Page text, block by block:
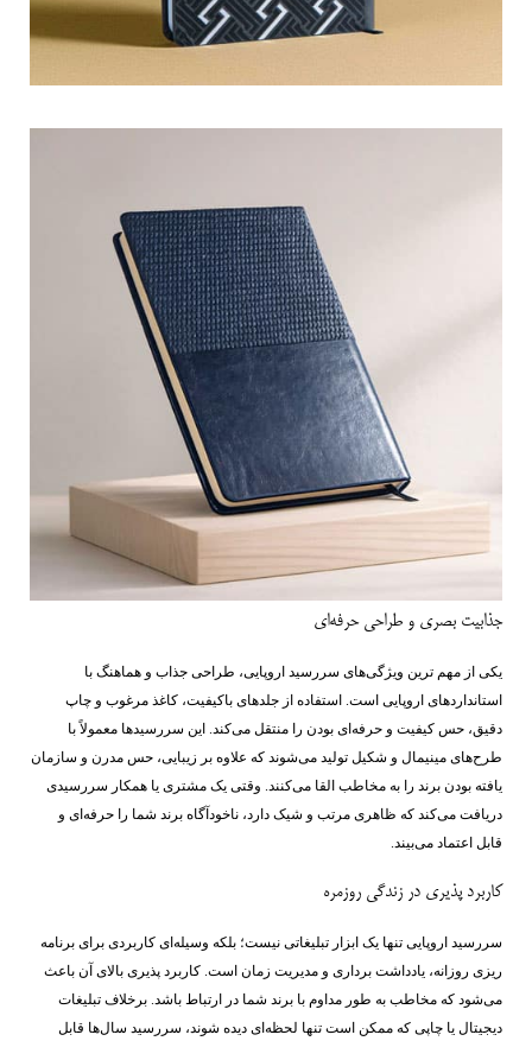
جذابیت بصری و طراحی حرفه‌ای
یکی از مهم‌ ترین ویژگی‌های سررسید اروپایی، طراحی جذاب و هماهنگ با
استانداردهای اروپایی است. استفاده از جلدهای باکیفیت، کاغذ مرغوب و چاپ
دقیق، حس کیفیت و حرفه‌ای بودن را منتقل می‌کند. این سررسیدها معمولاً با
طرح‌های مینیمال و شکیل تولید می‌شوند که علاوه بر زیبایی، حس مدرن و سازمان
‌یافته بودن برند را به مخاطب القا می‌کنند. وقتی یک مشتری یا همکار سررسیدی
دریافت می‌کند که ظاهری مرتب و شیک دارد، ناخودآگاه برند شما را حرفه‌ای و
قابل اعتماد می‌بیند.
کاربرد پذیری در زندگی روزمره
سررسید اروپایی تنها یک ابزار تبلیغاتی نیست؛ بلکه وسیله‌ای کاربردی برای برنامه‌
ریزی روزانه، یادداشت ‌برداری و مدیریت زمان است. کاربرد پذیری بالای آن باعث
می‌شود که مخاطب به طور مداوم با برند شما در ارتباط باشد. برخلاف تبلیغات
دیجیتال یا چاپی که ممکن است تنها لحظه‌ای دیده شوند، سررسید سال‌ها قابل